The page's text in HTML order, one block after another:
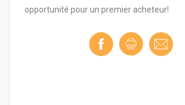
opportunité pour un premier acheteur!